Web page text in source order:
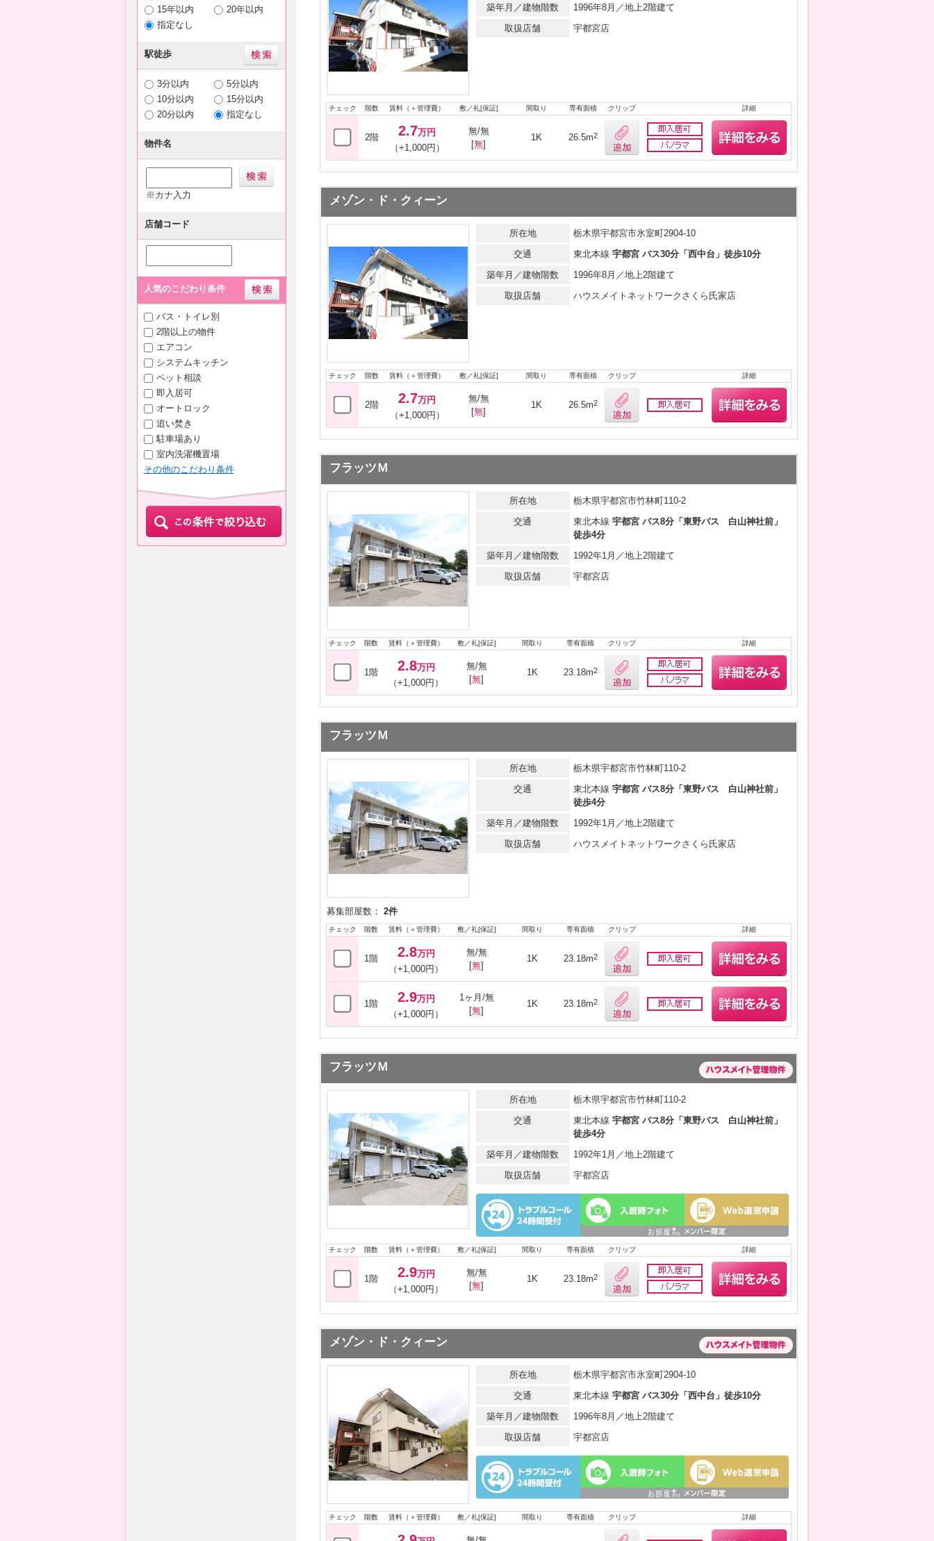
15年以内
20年以内
指定なし
駅徒歩
3分以内
5分以内
10分以内
15分以内
20分以内
指定なし
物件名
※カナ入力
店舗コード
人気のこだわり条件
バス・トイレ別
2階以上の物件
エアコン
システムキッチン
ペット相談
即入居可
オートロック
追い焚き
駐車場あり
室内洗濯機置場
その他のこだわり条件
築年月／建物階数
1996年8月／地上2階建て
取扱店舗
宇都宮店
チェック 階数 賃料（＋管理費） 敷／礼[保証] 間取り 専有面積 クリップ 詳細
2階 2.7万円
（+1,000円）
無/無
[無]
1K 26.5m2
メゾン・ド・クィーン
所在地
栃木県宇都宮市氷室町2904-10
交通
東北本線 宇都宮 バス30分「西中台」徒歩10分
築年月／建物階数
1996年8月／地上2階建て
取扱店舗
ハウスメイトネットワークさくら氏家店
チェック 階数 賃料（＋管理費） 敷／礼[保証] 間取り 専有面積 クリップ 詳細
2階 2.7万円
（+1,000円）
無/無
[無]
1K 26.5m2
フラッツＭ
所在地
栃木県宇都宮市竹林町110-2
交通
東北本線 宇都宮 バス8分「東野バス 白山神社前」
徒歩4分
築年月／建物階数
1992年1月／地上2階建て
取扱店舗
宇都宮店
チェック 階数 賃料（＋管理費） 敷／礼[保証] 間取り 専有面積 クリップ 詳細
1階 2.8万円
（+1,000円）
無/無
[無]
1K 23.18m2
フラッツＭ
所在地
栃木県宇都宮市竹林町110-2
交通
東北本線 宇都宮 バス8分「東野バス 白山神社前」
徒歩4分
築年月／建物階数
1992年1月／地上2階建て
取扱店舗
ハウスメイトネットワークさくら氏家店
募集部屋数： 2件
チェック 階数 賃料（＋管理費） 敷／礼[保証] 間取り 専有面積 クリップ 詳細
1階 2.8万円
（+1,000円）
無/無
[無]
1K 23.18m2
1階 2.9万円
（+1,000円）
1ヶ月/無
[無]
1K 23.18m2
フラッツＭ
所在地
栃木県宇都宮市竹林町110-2
交通
東北本線 宇都宮 バス8分「東野バス 白山神社前」
徒歩4分
築年月／建物階数
1992年1月／地上2階建て
取扱店舗
宇都宮店
チェック 階数 賃料（＋管理費） 敷／礼[保証] 間取り 専有面積 クリップ 詳細
1階 2.9万円
（+1,000円）
無/無
[無]
1K 23.18m2
メゾン・ド・クィーン
所在地
栃木県宇都宮市氷室町2904-10
交通
東北本線 宇都宮 バス30分「西中台」徒歩10分
築年月／建物階数
1996年8月／地上2階建て
取扱店舗
宇都宮店
チェック 階数 賃料（＋管理費） 敷／礼[保証] 間取り 専有面積 クリップ 詳細